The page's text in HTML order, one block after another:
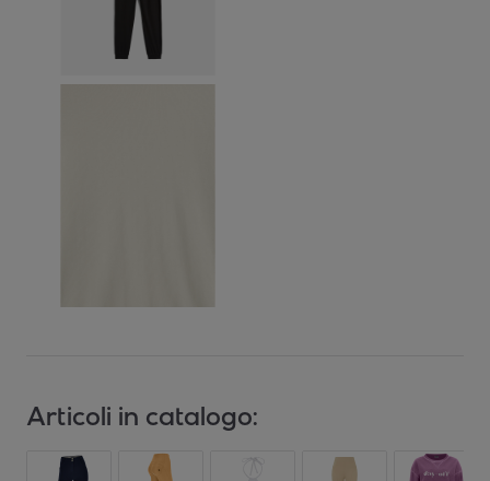
Articoli in catalogo: